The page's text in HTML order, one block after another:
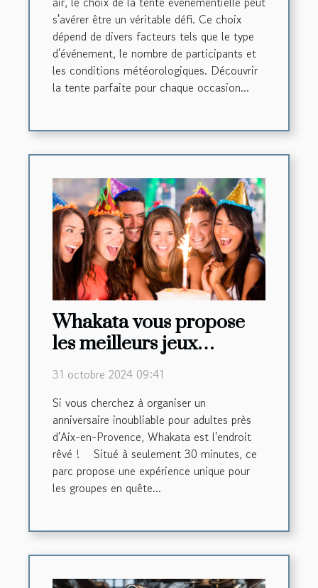
s'avérer être un véritable défi. Ce choix
dépend de divers facteurs tels que le type
d'événement, le nombre de participants et
les conditions météorologiques. Découvrir
la tente parfaite pour chaque occasion...
Whakata vous propose
les meilleurs jeux
d’anniversaire pour
adultes à 30 minutes
d’Aix-en-Provence !
31 octobre 2024 09:41
Si vous cherchez à organiser un
anniversaire inoubliable pour adultes près
d'Aix-en-Provence, Whakata est l'endroit
rêvé ! Situé à seulement 30 minutes, ce
parc propose une expérience unique pour
les groupes en quête...